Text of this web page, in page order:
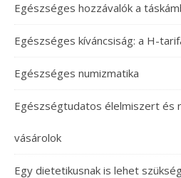
Egészséges hozzávalók a
Egészséges kíváncsiság: a H-
Egészséges numizmatika
Egészségtudatos élelmiszert és
vásárolok
Egy dietetikusnak is lehet